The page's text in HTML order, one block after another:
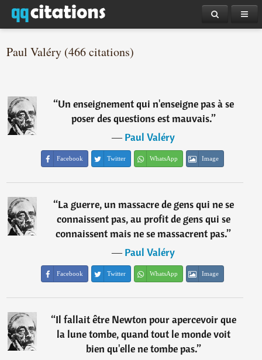
Paul Valéry (466 citations)
“Un enseignement qui n'enseigne pas à se
poser des questions est mauvais.”
―Paul Valéry
Facebook Twitter WhatsApp Image
“La guerre, un massacre de gens qui ne se
connaissent pas, au profit de gens qui se
connaissent mais ne se massacrent pas.”
―Paul Valéry
Facebook Twitter WhatsApp Image
“Il fallait être Newton pour apercevoir que
la lune tombe, quand tout le monde voit
bien qu'elle ne tombe pas.”